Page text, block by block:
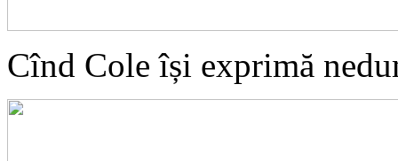
Cînd Cole își exprimă